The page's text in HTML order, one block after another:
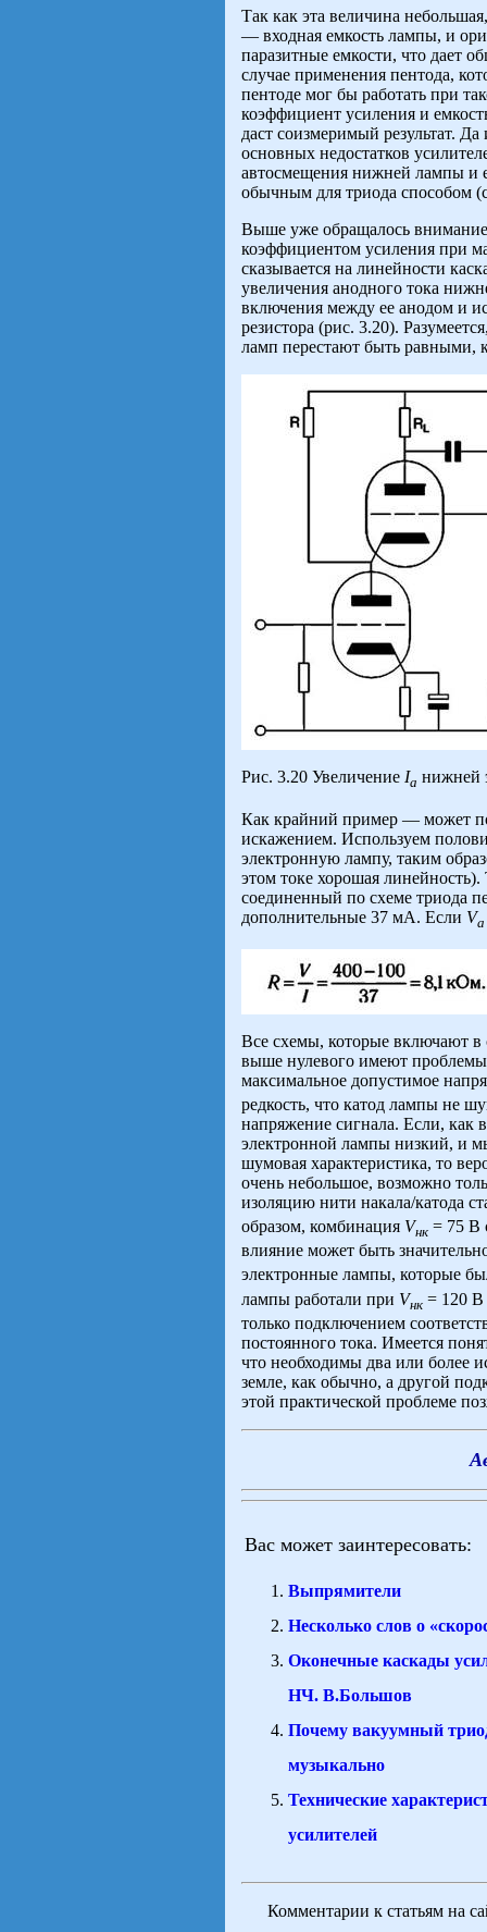
Так как эта величина
— входная емкость лампы, и
паразитные емкости, что дает
случае применения пентода,
пентоде мог бы работать при
коэффициент усиления и
даст соизмеримый результат.
основных недостатков
автосмещения нижней лампы и
обычным для триода способом
Выше уже обращалось
коэффициентом усиления при
сказывается на линейности
увеличения анодного тока
включения между ее анодом и
резистора (рис. 3.20).
ламп перестают быть равными,
Рис. 3.20 Увеличение Iа нижней
Как крайний пример — может
искажением. Используем
электронную лампу, таким
этом токе хорошая
соединенный по схеме триода
дополнительные 37 мА. Если Va
Все схемы, которые включают в
выше нулевого имеют проблемы
максимальное допустимое
редкость, что катод лампы не
напряжение сигнала. Если, как
электронной лампы низкий, и
шумовая характеристика, то
очень небольшое, возможно
изоляцию нити накала/катода
образом, комбинация Vнк = 75 В
влияние может быть
электронные лампы, которые
лампы работали при Vнк = 120 В
только подключением
постоянного тока. Имеется
что необходимы два или более
земле, как обычно, а другой
этой практической проблеме
Вас может заинтересовать:
Выпрямители
Несколько слов о
Оконечные каскады
НЧ. В.Большов
Почему вакуумный
музыкально
Технические
усилителей
Комментарии к статьям на